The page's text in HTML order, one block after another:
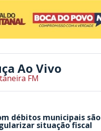
Ao Vivo
FM
débitos municipais são
situação fiscal